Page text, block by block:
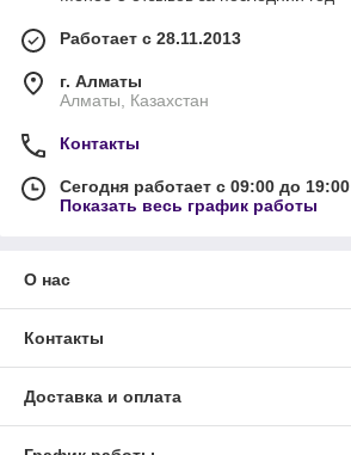
Работает с 28.11.2013
г. Алматы
Алматы, Казахстан
Контакты
Сегодня работает с 09:00 до 19:00
Показать весь график работы
О нас
Контакты
Доставка и оплата